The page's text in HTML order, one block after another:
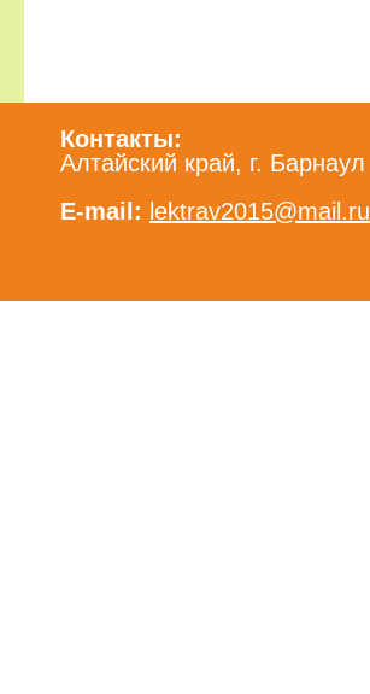
Контакты:
Алтайский край, г. Барнаул
E-mail: lektrav2015@mail.ru